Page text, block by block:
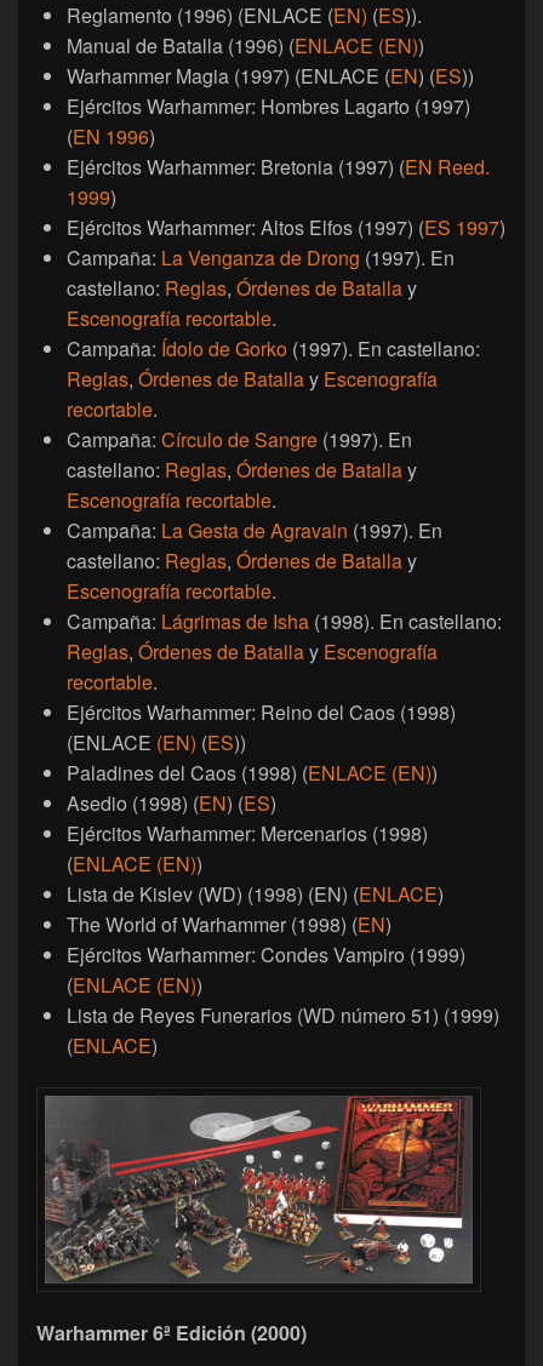
Reglamento (1996) (ENLACE (EN) (ES)).
Manual de Batalla (1996) (ENLACE (EN))
Warhammer Magia (1997) (ENLACE (EN) (ES))
Ejércitos Warhammer: Hombres Lagarto (1997)
(EN 1996)
Ejércitos Warhammer: Bretonia (1997) (EN Reed.
1999)
Ejércitos Warhammer: Altos Elfos (1997) (ES 1997)
Campaña: La Venganza de Drong (1997). En
castellano: Reglas, Órdenes de Batallay
Escenografía recortable.
Campaña: Ídolo de Gorko (1997). En castellano:
Reglas, Órdenes de Batallay Escenografía
recortable.
Campaña: Círculo de Sangre (1997). En
castellano: Reglas, Órdenes de Batallay
Escenografía recortable.
Campaña: La Gesta de Agravain (1997). En
castellano: Reglas, Órdenes de Batallay
Escenografía recortable.
Campaña: Lágrimas de Isha (1998). En castellano:
Reglas, Órdenes de Batallay Escenografía
recortable.
Ejércitos Warhammer: Reino del Caos (1998)
(ENLACE (EN) (ES))
Paladines del Caos (1998) (ENLACE (EN))
Asedio (1998) (EN) (ES)
Ejércitos Warhammer: Mercenarios (1998)
(ENLACE (EN))
Lista de Kislev (WD) (1998) (EN) (ENLACE)
The World of Warhammer (1998) (EN)
Ejércitos Warhammer: Condes Vampiro (1999)
(ENLACE (EN))
Lista de Reyes Funerarios (WD número 51) (1999)
(ENLACE)
Warhammer 6ª Edición (2000)